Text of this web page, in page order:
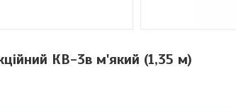
КВ-3в м'який (1,35 м)